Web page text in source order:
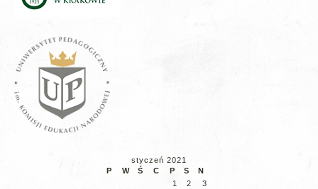
styczeń 2021
P
W Ś C P S
N
1
2 3